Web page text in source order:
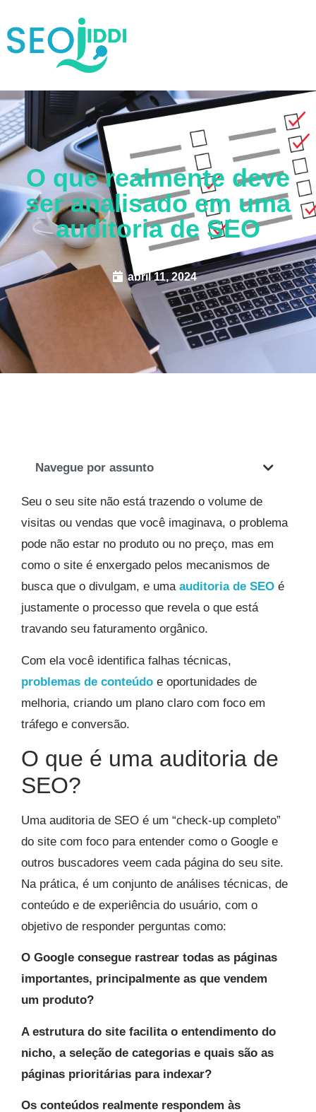
O que realmente deve
ser analisado em uma
auditoria de SEO
abril 11, 2024
Navegue por assunto
Seu o seu site não está trazendo o volume de
visitas ou vendas que você imaginava, o problema
pode não estar no produto ou no preço, mas em
como o site é enxergado pelos mecanismos de
busca que o divulgam, e uma auditoria de SEO é
justamente o processo que revela o que está
travando seu faturamento orgânico.
Com ela você identifica falhas técnicas,
problemas de conteúdo e oportunidades de
melhoria, criando um plano claro com foco em
tráfego e conversão.
O que é uma auditoria de
SEO?
Uma auditoria de SEO é um “check-up completo”
do site com foco para entender como o Google e
outros buscadores veem cada página do seu site.
Na prática, é um conjunto de análises técnicas, de
conteúdo e de experiência do usuário, com o
objetivo de responder perguntas como:
O Google consegue rastrear todas as páginas
importantes, principalmente as que vendem
um produto?​
A estrutura do site facilita o entendimento do
nicho, a seleção de categorias e quais são as
páginas prioritárias para indexar?
Os conteúdos realmente respondem às